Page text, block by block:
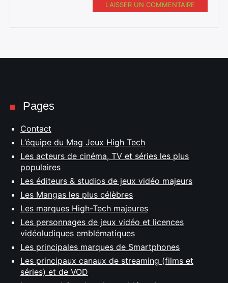
LAISSER UN COMMENTAIRE
Pages
Contact
L’équipe du Mag Jeux High Tech
Les acteurs de cinéma, TV et séries les plus
populaires
Les éditeurs & studios de jeux vidéo majeurs
Les Mangas les plus célèbres
Les marques High-Tech majeures
Les personnages de jeux vidéo et licences
vidéoludiques emblématiques
Les principales marques de Smartphones
Les principaux canaux de streaming (films et
séries) et de VOD